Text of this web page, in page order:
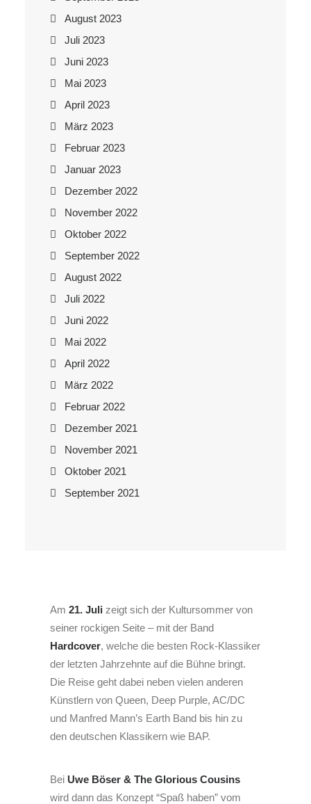
August 2023
Juli 2023
Juni 2023
Mai 2023
April 2023
März 2023
Februar 2023
Januar 2023
Dezember 2022
November 2022
Oktober 2022
September 2022
August 2022
Juli 2022
Juni 2022
Mai 2022
April 2022
März 2022
Februar 2022
Dezember 2021
November 2021
Oktober 2021
September 2021
Am 21. Juli zeigt sich der Kultursommer von
seiner rockigen Seite – mit der Band
Hardcover, welche die besten Rock-Klassiker
der letzten Jahrzehnte auf die Bühne bringt.
Die Reise geht dabei neben vielen anderen
Künstlern von Queen, Deep Purple, AC/DC
und Manfred Mann’s Earth Band bis hin zu
den deutschen Klassikern wie BAP.
Bei Uwe Böser & The Glorious Cousins
wird dann das Konzept “Spaß haben” vom